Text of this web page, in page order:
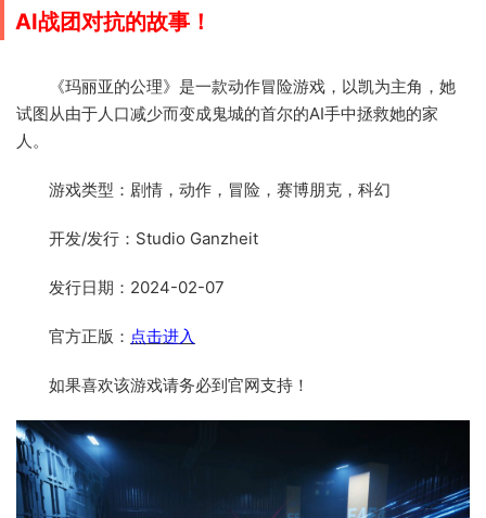
AI战团对抗的故事！
《玛丽亚的公理》是一款动作冒险游戏，以凯为主角，她
试图从由于人口减少而变成鬼城的首尔的AI手中拯救她的家
人。
游戏类型：剧情，动作，冒险，赛博朋克，科幻
开发/发行：Studio Ganzheit
发行日期：2024-02-07
官方正版： 点击进入
如果喜欢该游戏请务必到官网支持！